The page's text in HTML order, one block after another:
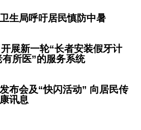
生局呼吁居民慎防中暑
展新一轮“长者安装假牙计
所医”的服务系统
布会及“快闪活动” 向居民传
讯息